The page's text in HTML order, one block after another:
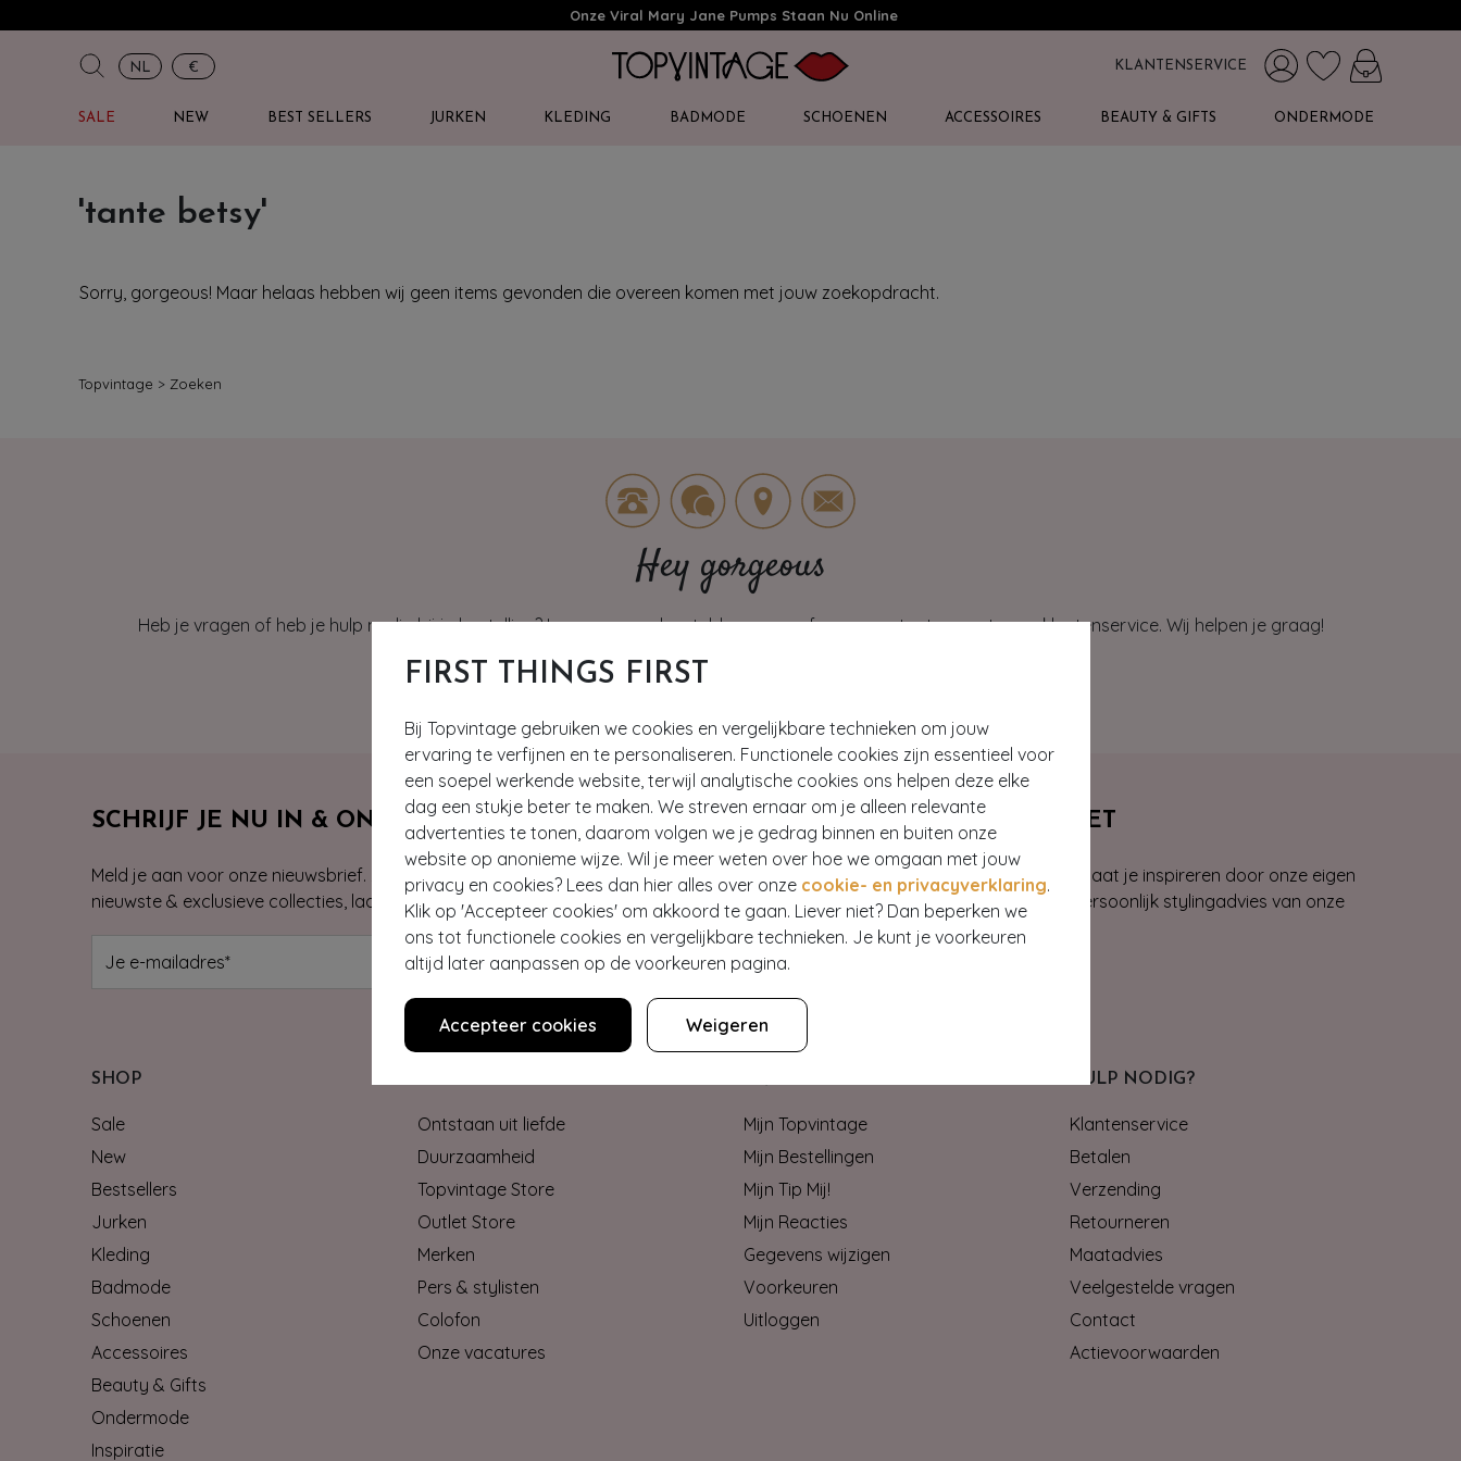
FIRST THINGS FIRST
Bij Topvintage gebruiken we cookies en vergelijkbare technieken om jouw
ervaring te verfijnen en te personaliseren. Functionele cookies zijn essentieel voor
een soepel werkende website, terwijl analytische cookies ons helpen deze elke
dag een stukje beter te maken. We streven ernaar om je alleen relevante
advertenties te tonen, daarom volgen we je gedrag binnen en buiten onze
website op anonieme wijze. Wil je meer weten over hoe we omgaan met jouw
privacy en cookies? Lees dan hier alles over onze cookie- en privacyverklaring.
Klik op 'Accepteer cookies' om akkoord te gaan. Liever niet? Dan beperken we
ons tot functionele cookies en vergelijkbare technieken. Je kunt je voorkeuren
altijd later aanpassen op de voorkeuren pagina.
Accepteer cookies Weigeren
Onze Viral Mary Jane Pumps Staan Nu Online
NL € KLANTENSERVICE
SALE NEW BEST SELLERS JURKEN KLEDING BADMODE SCHOENEN ACCESSOIRES BEAUTY & GIFTS ONDERMODE
'tante betsy'
Sorry, gorgeous! Maar helaas hebben wij geen items gevonden die overeen komen met jouw zoekopdracht.
Topvintage > Zoeken
Hey gorgeous
Heb je vragen of heb je hulp nodig bij je bestelling? Lees onze veelgestelde vragen of neem contact op met onze klantenservice. Wij helpen je graag!
Klantenservice
SCHRIJF JE NU IN & ONTVANG 10% KORTING
Meld je aan voor onze nieuwsbrief. Zo ben je altijd op de hoogte van onze
nieuwste & exclusieve collecties, laatste trends, kortingsacties en giveaways.
TOPVINTAGE STORE & OUTLET
Bezoek onze Store & Outlet in Kerkrade en laat je inspireren door onze eigen
merken en exclusieve collecties, ontvang persoonlijk stylingadvies van onze
stylistes.
SHOP
Sale
New
Bestsellers
Jurken
Kleding
Badmode
Schoenen
Accessoires
Beauty & Gifts
Ondermode
Inspiratie
Ontstaan uit liefde
Duurzaamheid
Topvintage Store
Outlet Store
Merken
Pers & stylisten
Colofon
Onze vacatures
Mijn Topvintage
Mijn Bestellingen
Mijn Tip Mij!
Mijn Reacties
Gegevens wijzigen
Voorkeuren
Uitloggen
HULP NODIG?
Klantenservice
Betalen
Verzending
Retourneren
Maatadvies
Veelgestelde vragen
Contact
Actievoorwaarden